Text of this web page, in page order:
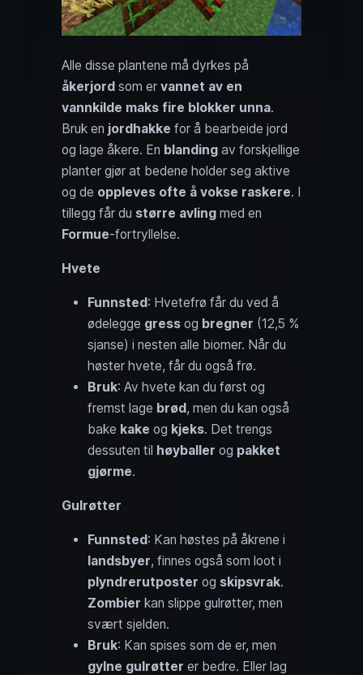
Alle disse plantene må dyrkes på
åkerjord som er vannet av en
vannkilde maks fire blokker unna.
Bruk en jordhakke for å bearbeide jord
og lage åkere. En blanding av forskjellige
planter gjør at bedene holder seg aktive
og de oppleves ofte å vokse raskere. I
tillegg får du større avling med en
Formue-fortryllelse.
Hvete
Funnsted: Hvetefrø får du ved å
ødelegge gress og bregner (12,5 %
sjanse) i nesten alle biomer. Når du
høster hvete, får du også frø.
Bruk: Av hvete kan du først og
fremst lage brød, men du kan også
bake kake og kjeks. Det trengs
dessuten til høyballer og pakket
gjørme.
Gulrøtter
Funnsted: Kan høstes på åkrene i
landsbyer, finnes også som loot i
plyndrerutposter og skipsvrak.
Zombier kan slippe gulrøtter, men
svært sjelden.
Bruk: Kan spises som de er, men
gylne gulrøtter er bedre. Eller lag